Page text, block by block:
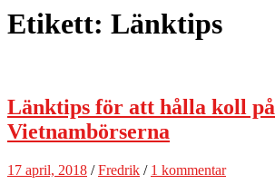
Etikett: Länktips
Länktips för att hålla koll på
Vietnambörserna
17 april, 2018 /Fredrik / 1 kommentar